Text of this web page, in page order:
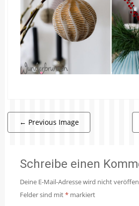
← Previous Image
Schreibe einen
Deine E-Mail-Adresse wird nicht
Felder sind mit* markiert